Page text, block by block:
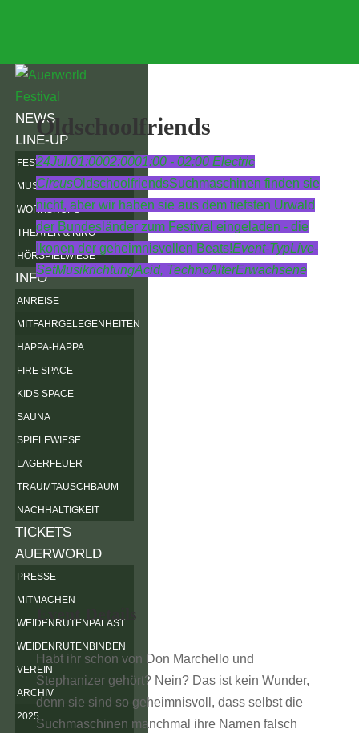
NEWS
LINE-UP
FESTIVALKARTE
MUSIK
WORKSHOPS
THEATER & KINO
HÖRSPIELWIESE
INFO
ANREISE
MITFAHRGELEGENHEITEN
HAPPA-HAPPA
FIRE SPACE
KIDS SPACE
SAUNA
SPIELEWIESE
LAGERFEUER
TRAUMTAUSCHBAUM
NACHHALTIGKEIT
TICKETS
AUERWORLD
PRESSE
MITMACHEN
WEIDENRUTENPALAST
WEIDENRUTENBINDEN
VEREIN
ARCHIV
2025
Oldschoolfriends
24Jul.01:0002:0001:00 - 02:00 Electric
CircusOldschoolfriendsSuchmaschinen finden sie
nicht, aber wir haben sie aus dem tiefsten Urwald
der Bundesländer zum Festival eingeladen - die
Ikonen der geheimnisvollen Beats!Event-TypLive-
SetMusikrichtungAcid, TechnoAlterErwachsene
Event Details
Habt ihr schon von Don Marchello und
Stephanizer gehört? Nein? Das ist kein Wunder,
denn sie sind so geheimnisvoll, dass selbst die
Suchmaschinen manchmal ihre Namen falsch